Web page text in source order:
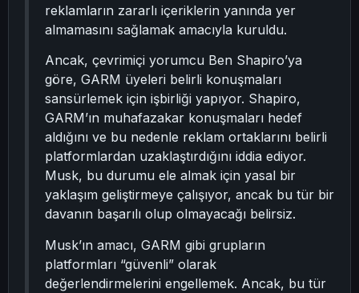
reklamların zararlı içeriklerin yanında yer
almamasını sağlamak amacıyla kuruldu.
Ancak, çevrimiçi yorumcu Ben Shapiro’ya
göre, GARM üyeleri belirli konuşmaları
sansürlemek için işbirliği yapıyor. Shapiro,
GARM’ın muhafazakar konuşmaları hedef
aldığını ve bu nedenle reklam ortaklarını belirli
platformlardan uzaklaştırdığını iddia ediyor.
Musk, bu durumu ele almak için yasal bir
yaklaşım geliştirmeye çalışıyor, ancak bu tür bir
davanın başarılı olup olmayacağı belirsiz.
Musk’ın amacı, GARM gibi grupların
platformları “güvenli” olarak
değerlendirmelerini engellemek. Ancak, bu tür